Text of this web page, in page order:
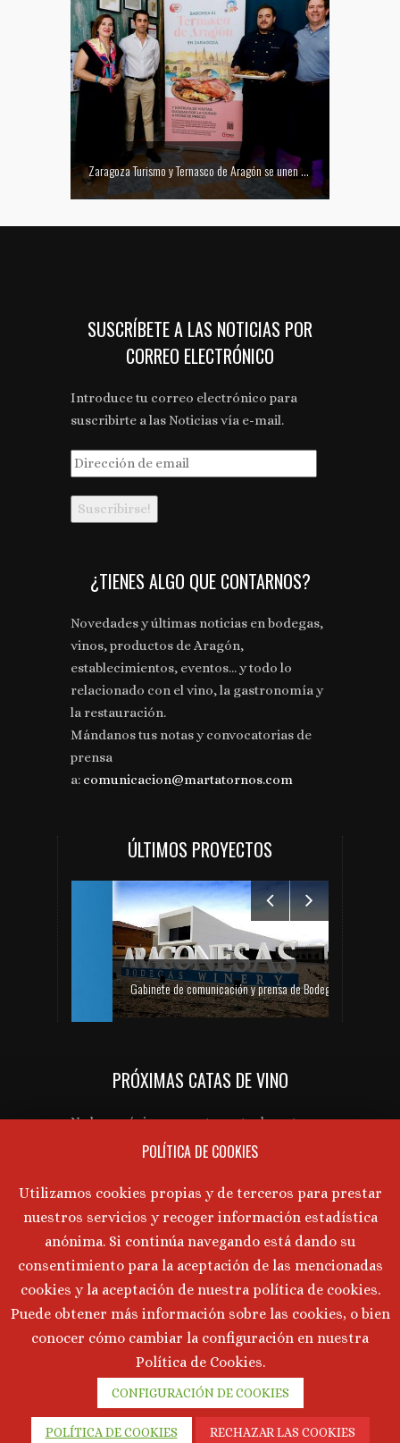
Zaragoza Turismo y Ternasco de Aragón se unen para promocionar la ciudad a través de su gastronomía
SUSCRÍBETE A LAS NOTICIAS POR
CORREO ELECTRÓNICO
Introduce tu correo electrónico para
suscribirte a las Noticias vía e-mail.
Dirección
de
email
¿TIENES ALGO QUE CONTARNOS?
Novedades y últimas noticias en bodegas,
vinos, productos de Aragón,
establecimientos, eventos... y todo lo
relacionado con el vino, la gastronomía y
la restauración.
Mándanos tus notas y convocatorias de
prensa
a: comunicacion@martatornos.com
ÚLTIMOS PROYECTOS
Gabinete de comunicación y prensa de Bodegas Aragonesas – Nuevo espacio Terroir – Garnacha
PRÓXIMAS CATAS DE VINO
No hay próximos eventos actualmente.
AVISO LEGAL
Aviso Legal Política de Privacidad
Política de Cookies
©2026 Marta Tornos · Todos lo derechos reservados ·
Desarrollado por
Intermedio 2.0
POLÍTICA DE COOKIES
Utilizamos cookies propias y de terceros para prestar
nuestros servicios y recoger información estadística
anónima. Si continúa navegando está dando su
consentimiento para la aceptación de las mencionadas
cookies y la aceptación de nuestra política de cookies.
Puede obtener más información sobre las cookies, o bien
conocer cómo cambiar la configuración en nuestra
Política de Cookies.
CONFIGURACIÓN DE COOKIES
POLÍTICA DE COOKIES RECHAZAR LAS COOKIES